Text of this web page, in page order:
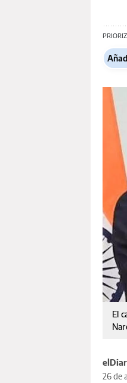
El
26 de